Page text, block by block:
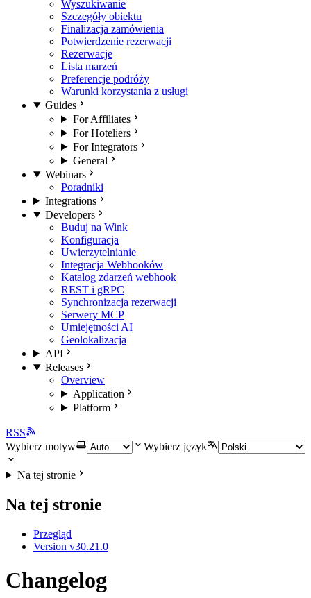
Wyszukiwanie
Szczegóły obiektu
Finalizacja zamówienia
Potwierdzenie rezerwacji
Rezerwacje
Lista marzeń
Preferencje podróży
Warunki korzystania z usługi
Guides
For Affiliates
For Hoteliers
For Integrators
General
Webinars
Poradniki
Integrations
Developers
Buduj na Wink
Konfiguracja
Uwierzytelnianie
Integracja Webhooków
Katalog zdarzeń webhook
REST i gRPC
Synchronizacja rezerwacji
Serwery MCP
Umiejętności AI
Geolokalizacja
API
Releases
Overview
Application
Platform
RSS
Wybierz motyw
Wybierz język
Na tej stronie
Na tej stronie
Przegląd
Version v30.21.0
Changelog